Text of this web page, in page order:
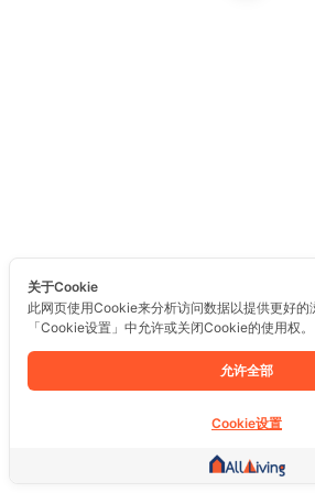
关于Cookie
此网页使用Cookie来分析访问数据以提供更好的
「Cookie设置」中允许或关闭Cookie的使用权。
允许全部
Cookie设置